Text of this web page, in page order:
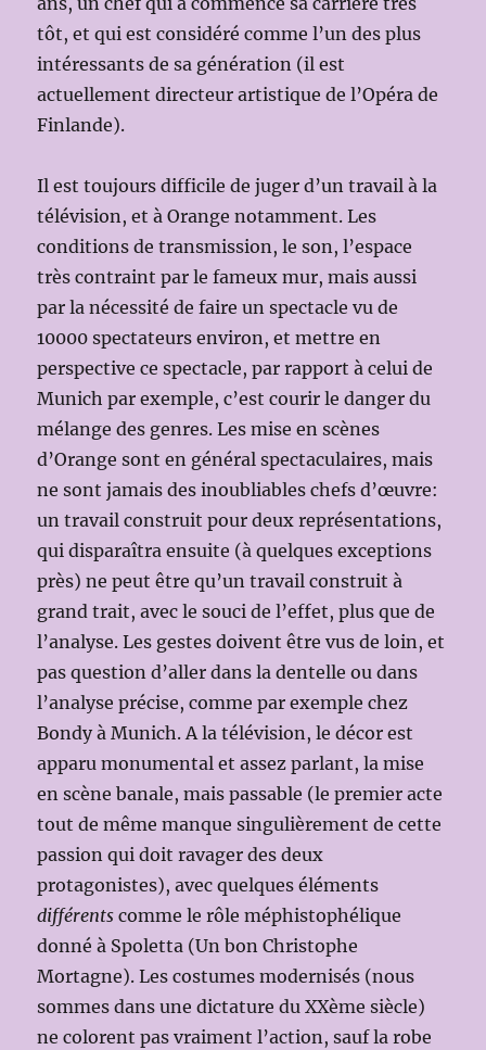
tôt, et qui est considéré comme l’un des plus
intéressants de sa génération (il est
actuellement directeur artistique de l’Opéra de
Finlande).
Il est toujours difficile de juger d’un travail à la
télévision, et à Orange notamment. Les
conditions de transmission, le son, l’espace
très contraint par le fameux mur, mais aussi
par la nécessité de faire un spectacle vu de
10000 spectateurs environ, et mettre en
perspective ce spectacle, par rapport à celui de
Munich par exemple, c’est courir le danger du
mélange des genres. Les mise en scènes
d’Orange sont en général spectaculaires, mais
ne sont jamais des inoubliables chefs d’œuvre:
un travail construit pour deux représentations,
qui disparaîtra ensuite (à quelques exceptions
près) ne peut être qu’un travail construit à
grand trait, avec le souci de l’effet, plus que de
l’analyse. Les gestes doivent être vus de loin, et
pas question d’aller dans la dentelle ou dans
l’analyse précise, comme par exemple chez
Bondy à Munich. A la télévision, le décor est
apparu monumental et assez parlant, la mise
en scène banale, mais passable (le premier acte
tout de même manque singulièrement de cette
passion qui doit ravager des deux
protagonistes), avec quelques éléments
différents comme le rôle méphistophélique
donné à Spoletta (Un bon Christophe
Mortagne). Les costumes modernisés (nous
sommes dans une dictature du XXème siècle)
ne colorent pas vraiment l’action, sauf la robe